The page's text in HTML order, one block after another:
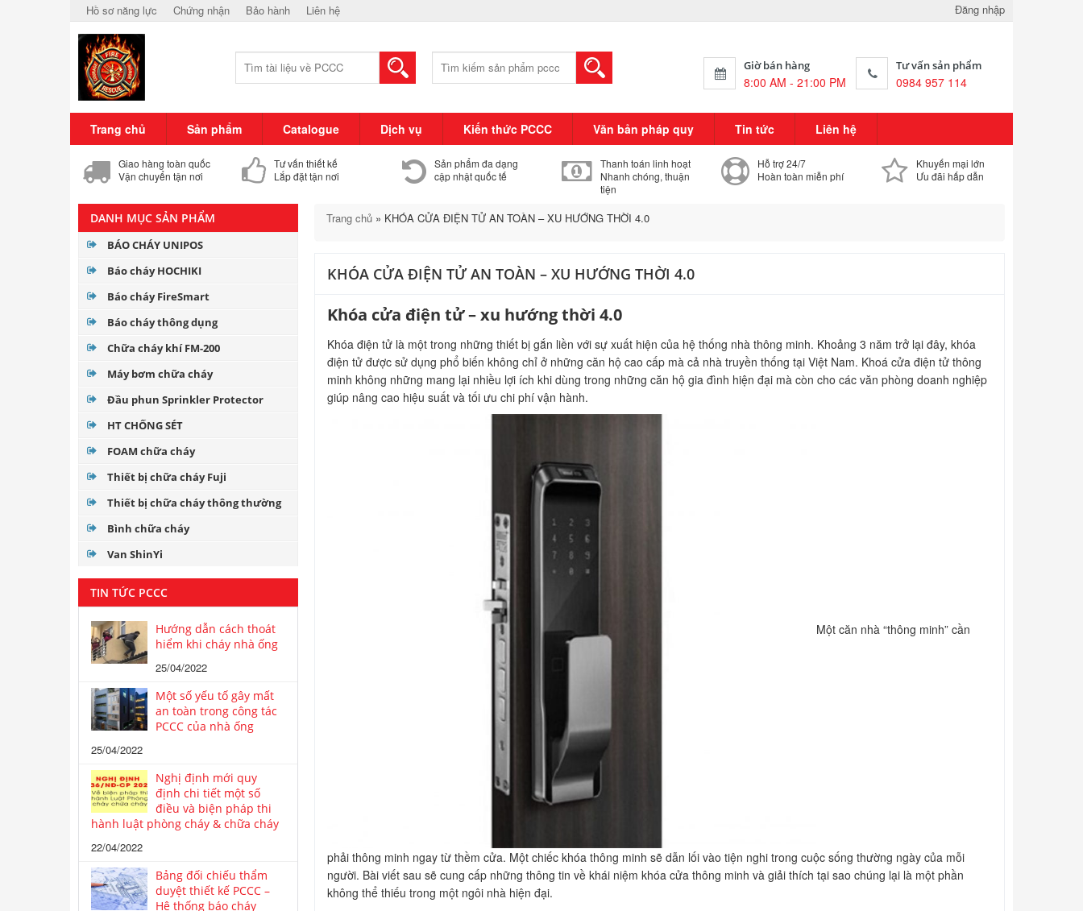
Hồ sơ năng lực Chứng nhận Bảo hành Liên hệ Đăng nhập
kiếm:
Giờ bán hàng
8:00 AM - 21:00 PM
Tư vấn sản phẩm
0984 957 114
Trang chủ Sản phẩm Catalogue Dịch vụ Kiến thức PCCC Văn bản pháp quy Tin tức Liên hệ
Giao hàng toàn quốc
Vận chuyển tận nơi
Tư vấn thiết kế
Lắp đặt tận nơi
Sản phẩm đa dạng
cập nhật quốc tế
Thanh toán linh hoạt
Nhanh chóng, thuận
tiện
Hỗ trợ 24/7
Hoàn toàn miễn phí
Khuyến mại lớn
Ưu đãi hấp dẫn
DANH MỤC SẢN PHẨM
BÁO CHÁY UNIPOS
Báo cháy HOCHIKI
Báo cháy FireSmart
Báo cháy thông dụng
Chữa cháy khí FM-200
Máy bơm chữa cháy
Đầu phun Sprinkler Protector
HT CHỐNG SÉT
FOAM chữa cháy
Thiết bị chữa cháy Fuji
Thiết bị chữa cháy thông thường
Bình chữa cháy
Van ShinYi
TIN TỨC PCCC
Hướng dẫn cách thoát
hiểm khi cháy nhà ống
25/04/2022
Một số yếu tố gây mất
an toàn trong công tác
PCCC của nhà ống
25/04/2022
Nghị định mới quy
định chi tiết một số
điều và biện pháp thi
hành luật phòng cháy & chữa cháy
22/04/2022
Bảng đối chiếu thẩm
duyệt thiết kế PCCC –
Hệ thống báo cháy
Trang chủ» KHÓA CỬA ĐIỆN TỬ AN TOÀN – XU HƯỚNG THỜI 4.0
KHÓA CỬA ĐIỆN TỬ AN TOÀN – XU HƯỚNG THỜI 4.0
Khóa cửa điện tử – xu hướng thời 4.0
Khóa điện tử là một trong những thiết bị gắn liền với sự xuất hiện của hệ thống nhà thông minh. Khoảng 3 năm trở lại đây, khóa
điện tử được sử dụng phổ biến không chỉ ở những căn hộ cao cấp mà cả nhà truyền thống tại Việt Nam. Khoá cửa điện tử thông
minh không những mang lại nhiều lợi ích khi dùng trong những căn hộ gia đình hiện đại mà còn cho các văn phòng doanh nghiệp
giúp nâng cao hiệu suất và tối ưu chi phí vận hành.
Một căn nhà “thông minh” cần
phải thông minh ngay từ thềm cửa. Một chiếc khóa thông minh sẽ dẫn lối vào tiện nghi trong cuộc sống thường ngày của mỗi
người. Bài viết sau sẽ cung cấp những thông tin về khái niệm khóa cửa thông minh và giải thích tại sao chúng lại là một phần
không thể thiếu trong một ngôi nhà hiện đại.